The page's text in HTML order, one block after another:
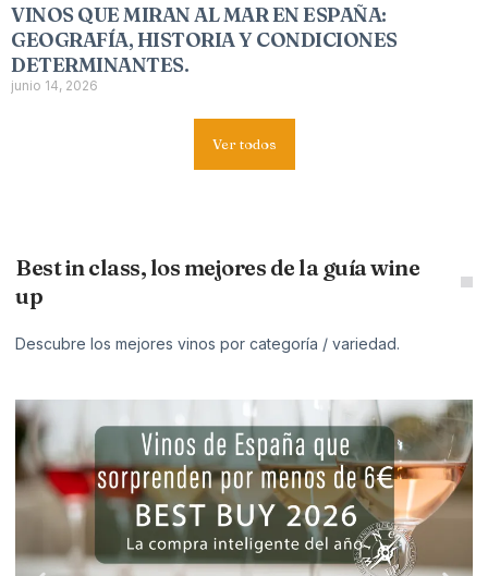
VINOS QUE MIRAN AL MAR EN ESPAÑA:
GEOGRAFÍA, HISTORIA Y CONDICIONES
DETERMINANTES.
junio 14, 2026
Ver todos
Best in class, los mejores de la guía wine
up
Descubre los mejores vinos por categoría / variedad.